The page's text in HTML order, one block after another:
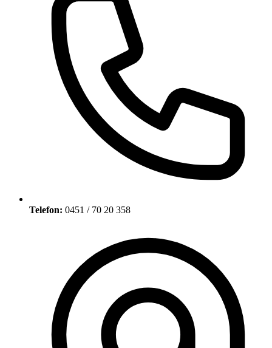
Telefon: 0451 / 70 20 358